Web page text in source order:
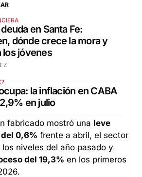
en Santa Fe:
dónde crece la mora y
los jóvenes
la inflación en CABA
en julio
fabricado mostró una leve
0,6% frente a abril, el sector
niveles del año pasado y
del 19,3% en los primeros